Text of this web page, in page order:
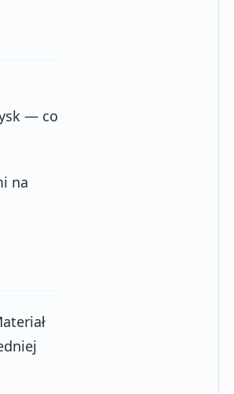
— co
na